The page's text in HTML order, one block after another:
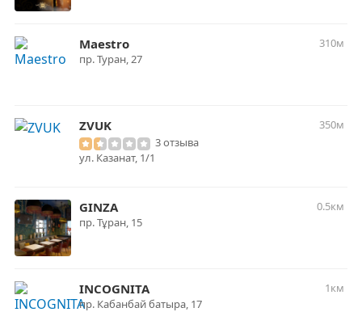
Maestro
310м
пр. Туран, 27
ZVUK
350м
3 отзыва
ул. Казанат, 1/1
GINZA
0.5км
пр. Тұран, 15
INCOGNITA
1км
пр. Кабанбай батыра, 17